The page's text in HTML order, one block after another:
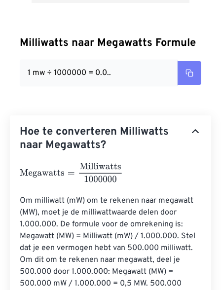
Milliwatts naar Megawatts Formule
1 mw ÷ 1000000 = 0.0..
Hoe te converteren Milliwatts
naar Megawatts?
Megawatts = Milliwatts1000000
Om milliwatt (mW) om te rekenen naar megawatt
(MW), moet je de milliwattwaarde delen door
1.000.000. De formule voor de omrekening is:
Megawatt (MW) = Milliwatt (mW) / 1.000.000. Stel
dat je een vermogen hebt van 500.000 milliwatt.
Om dit om te rekenen naar megawatt, deel je
500.000 door 1.000.000: Megawatt (MW) =
500.000 mW / 1.000.000 = 0,5 MW. 500.000